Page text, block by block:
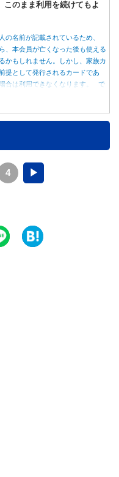
このまま利用を続けてもよ
の名前が記載されているため、
、本会員が亡くなった後も使える
かもしれません。しかし、家族カ
提として発行されるカードであ
合は利用できなくなります。 で
て分かりやすく解説します。
4 ▶